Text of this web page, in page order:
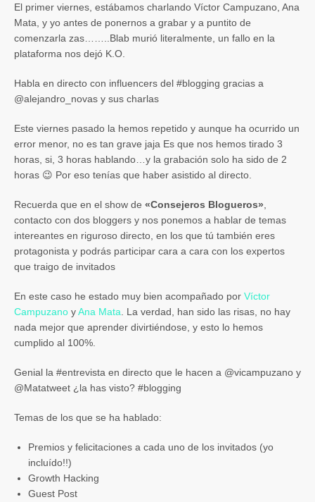
El primer viernes, estábamos charlando Víctor Campuzano, Ana
Mata, y yo antes de ponernos a grabar y a puntito de
comenzarla zas……..Blab murió literalmente, un fallo en la
plataforma nos dejó K.O.
Habla en directo con influencers del #blogging gracias a
@alejandro_novas y sus charlas
Este viernes pasado la hemos repetido y aunque ha ocurrido un
error menor, no es tan grave jaja Es que nos hemos tirado 3
horas, si, 3 horas hablando…y la grabación solo ha sido de 2
horas 😉 Por eso tenías que haber asistido al directo.
Recuerda que en el show de «Consejeros Blogueros»
contacto con dos bloggers y nos ponemos a hablar de temas
intereantes en riguroso directo, en los que tú también eres
protagonista y podrás participar cara a cara con los expertos
que traigo de invitados
En este caso he estado muy bien acompañado por Víctor
Campuzano yAna Mata . La verdad, han sido las risas, no hay
nada mejor que aprender divirtiéndose, y esto lo hemos
cumplido al 100%.
Genial la #entrevista en directo que le hacen a @vicampuzano y
@Matatweet ¿la has visto? #blogging
Temas de los que se ha hablado:
Premios y felicitaciones a cada uno de los invitados (yo
incluído!!)
Growth Hacking
Guest Post